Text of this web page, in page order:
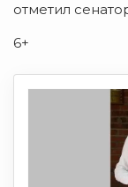
отметил
6+